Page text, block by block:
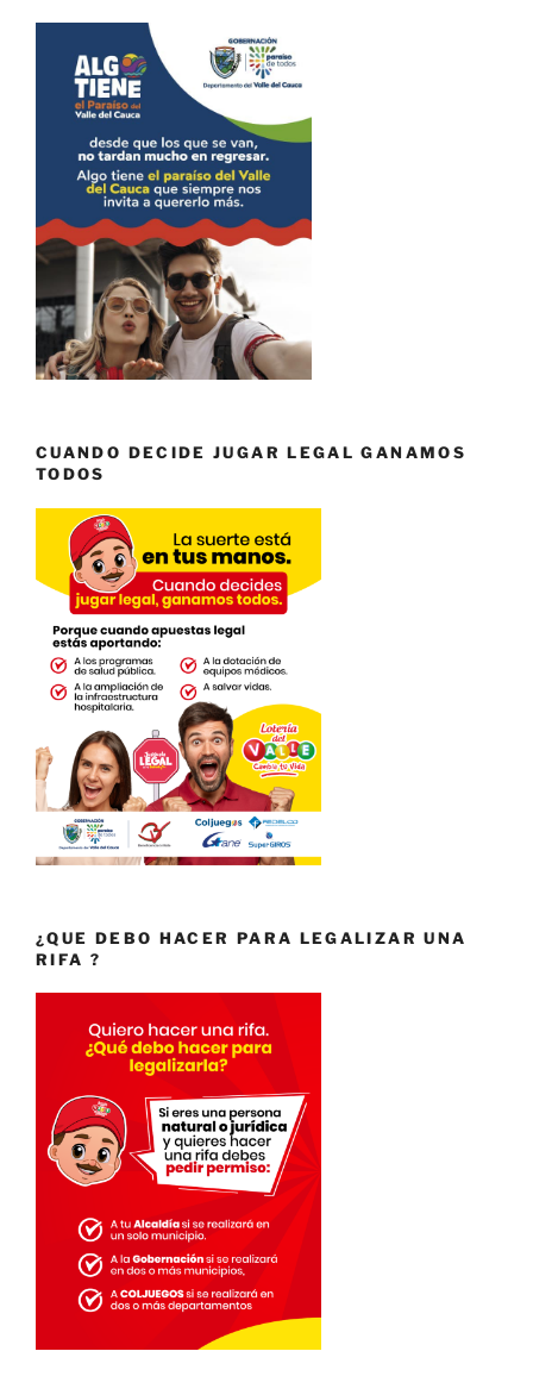
CUANDO DECIDE JUGAR LEGAL GANAMOS
TODOS
¿QUE DEBO HACER PARA LEGALIZAR UNA
RIFA ?